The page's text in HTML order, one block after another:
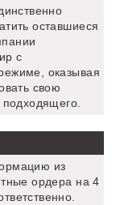
оставшиеся
с
оказывая
свою
подходящего.
из
ордера на 4